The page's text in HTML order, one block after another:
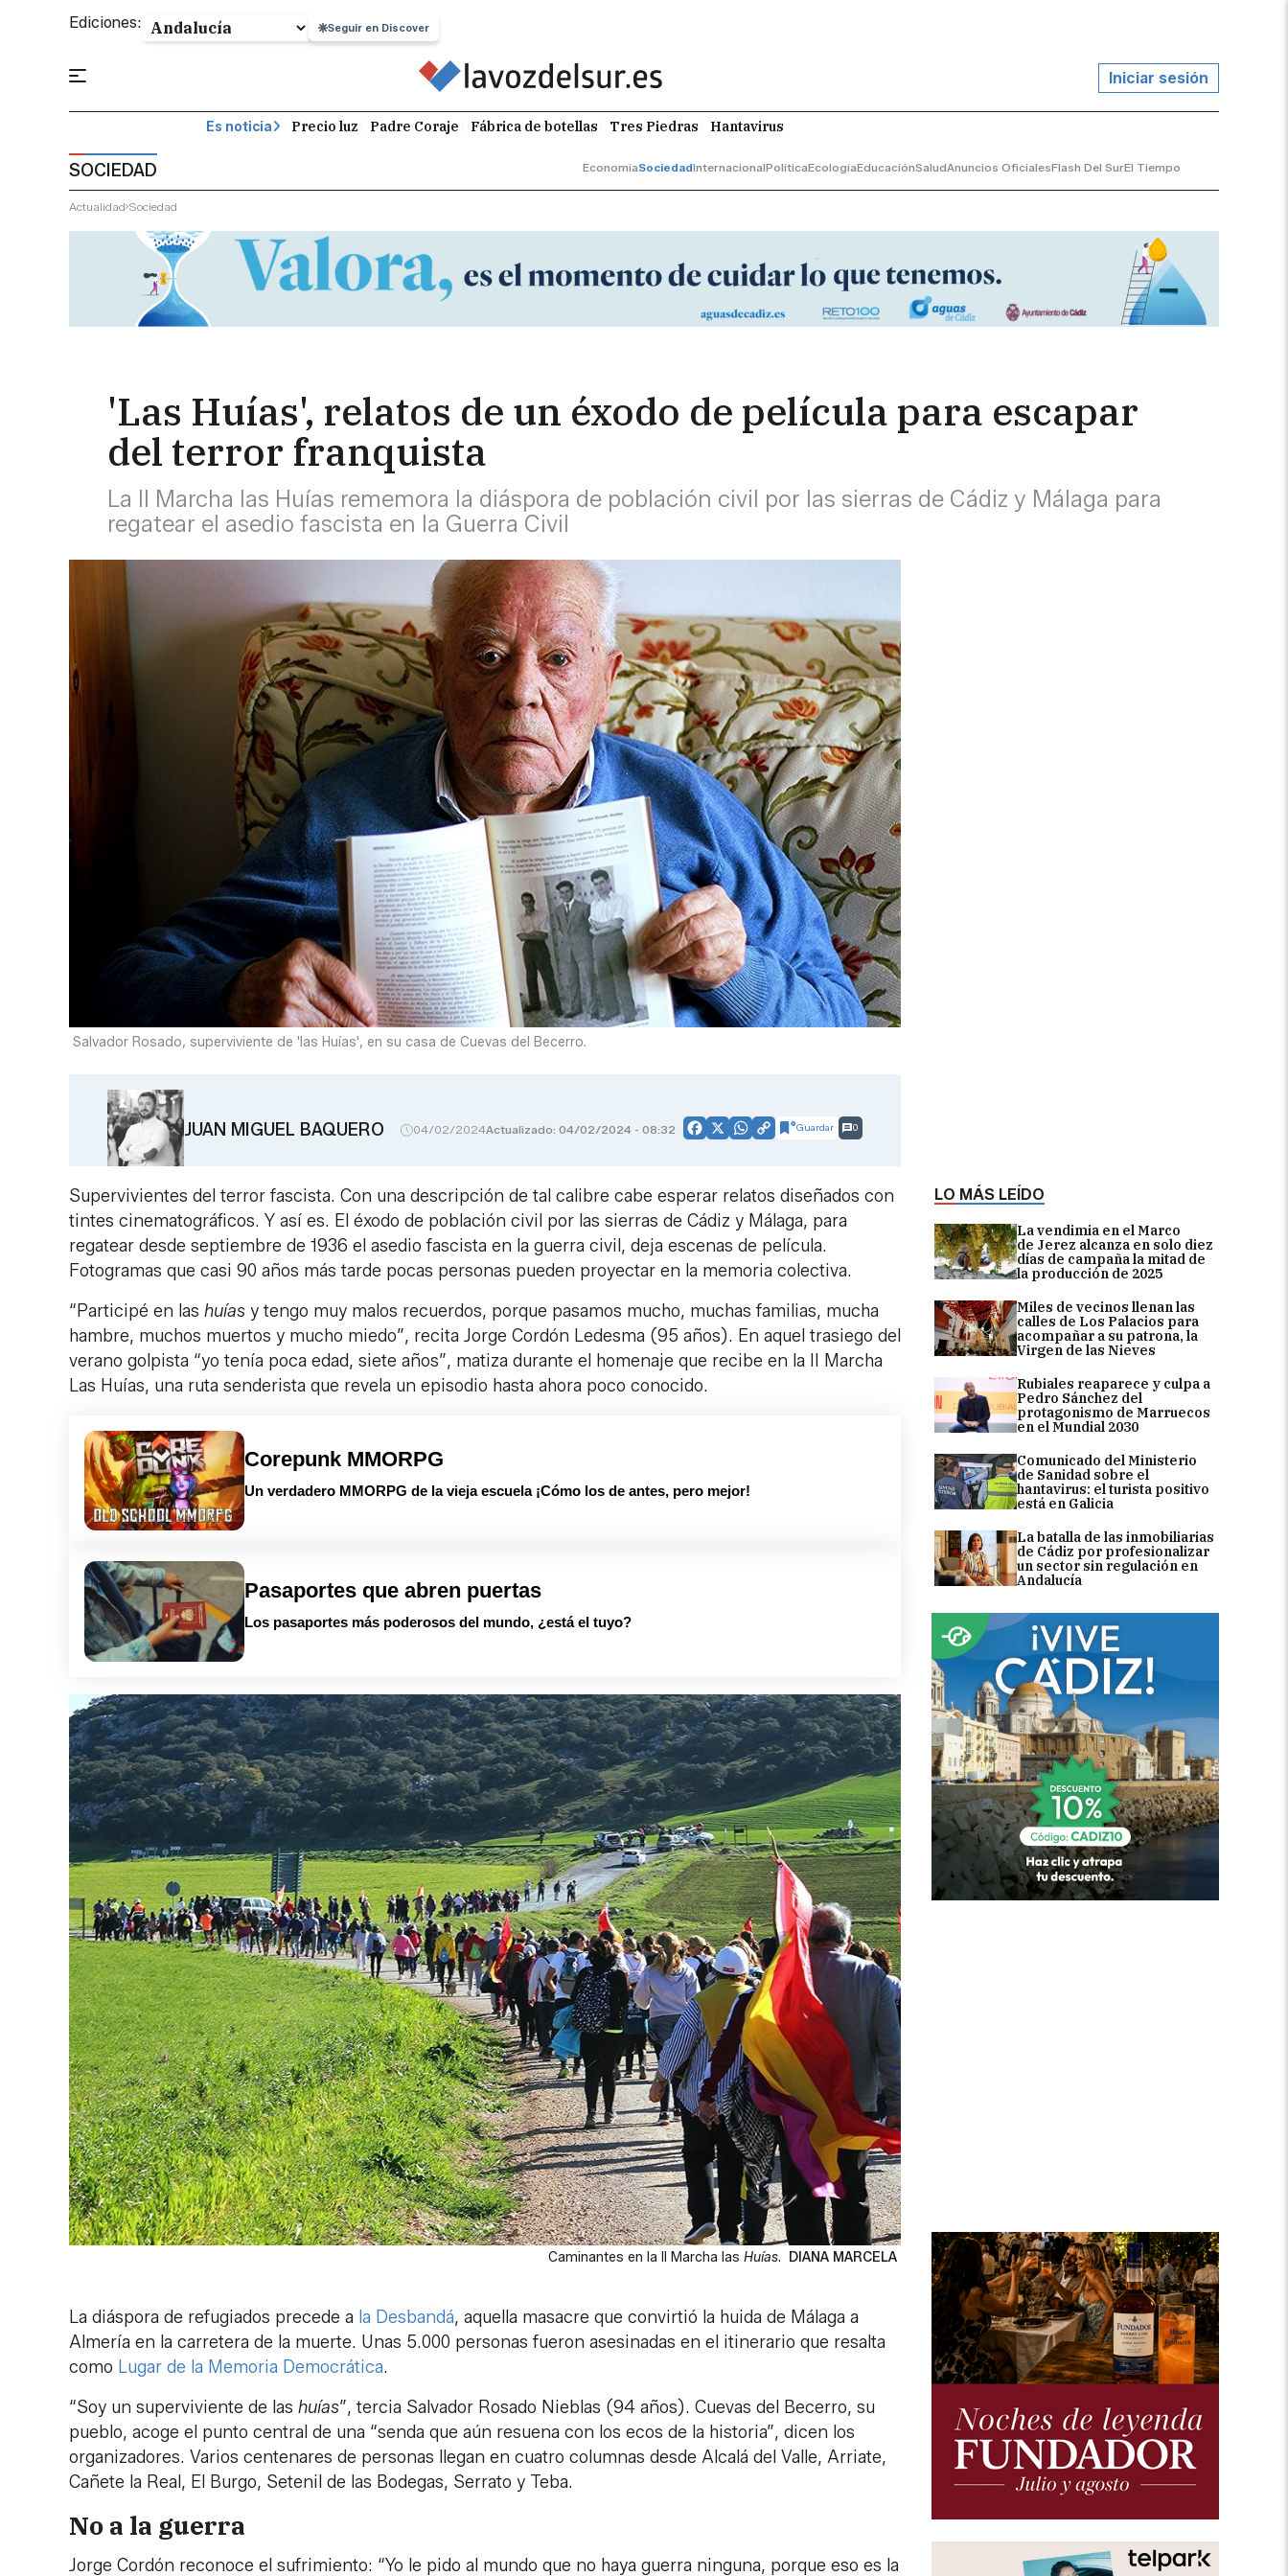
Ediciones: Seguir en Discover
Iniciar sesión
Es noticia Precio luz Padre Coraje Fábrica de botellas Tres Piedras Hantavirus
SOCIEDAD EconomíaSociedadInternacionalPolíticaEcologíaEducaciónSaludAnuncios OficialesFlash Del SurEl Tiempo
Actualidad Sociedad
'Las Huías', relatos de un éxodo de película para escapar
del terror franquista
La II Marcha las Huías rememora la diáspora de población civil por las sierras de Cádiz y Málaga para
regatear el asedio fascista en la Guerra Civil
LO MÁS LEÍDO
La vendimia en el Marco
de Jerez alcanza en solo diez
días de campaña la mitad de
la producción de 2025
Miles de vecinos llenan las
calles de Los Palacios para
acompañar a su patrona, la
Virgen de las Nieves
Rubiales reaparece y culpa a
Pedro Sánchez del
protagonismo de Marruecos
en el Mundial 2030
Comunicado del Ministerio
de Sanidad sobre el
hantavirus: el turista positivo
está en Galicia
La batalla de las inmobiliarias
de Cádiz por profesionalizar
un sector sin regulación en
Andalucía
Salvador Rosado, superviviente de 'las Huías', en su casa de Cuevas del Becerro.
JUAN MIGUEL BAQUERO 04/02/2024Actualizado: 04/02/2024 - 08:32 Facebook
X WhatsApp
CopyGuardar 0
Supervivientes del terror fascista. Con una descripción de tal calibre cabe esperar relatos diseñados con
tintes cinematográficos. Y así es. El éxodo de población civil por las sierras de Cádiz y Málaga, para
regatear desde septiembre de 1936 el asedio fascista en la guerra civil, deja escenas de película.
Fotogramas que casi 90 años más tarde pocas personas pueden proyectar en la memoria colectiva.
“Participé en las huías y tengo muy malos recuerdos, porque pasamos mucho, muchas familias, mucha
hambre, muchos muertos y mucho miedo”, recita Jorge Cordón Ledesma (95 años). En aquel trasiego del
verano golpista “yo tenía poca edad, siete años”, matiza durante el homenaje que recibe en la II Marcha
Las Huías, una ruta senderista que revela un episodio hasta ahora poco conocido.
Corepunk MMORPG
Un verdadero MMORPG de la vieja escuela ¡Cómo los de antes, pero mejor!
Pasaportes que abren puertas
Los pasaportes más poderosos del mundo, ¿está el tuyo?
Caminantes en la II Marcha las Huías. DIANA MARCELA
La diáspora de refugiados precede a la Desbandá, aquella masacre que convirtió la huida de Málaga a
Almería en la carretera de la muerte. Unas 5.000 personas fueron asesinadas en el itinerario que resalta
como Lugar de la Memoria Democrática.
“Soy un superviviente de las huías”, tercia Salvador Rosado Nieblas (94 años). Cuevas del Becerro, su
pueblo, acoge el punto central de una “senda que aún resuena con los ecos de la historia”, dicen los
organizadores. Varios centenares de personas llegan en cuatro columnas desde Alcalá del Valle, Arriate,
Cañete la Real, El Burgo, Setenil de las Bodegas, Serrato y Teba.
No a la guerra
Jorge Cordón reconoce el sufrimiento: “Yo le pido al mundo que no haya guerra ninguna, porque eso es la